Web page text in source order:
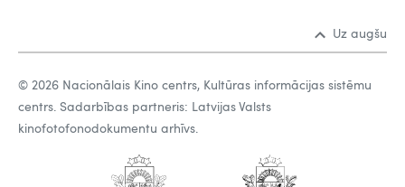
Uz augšu
© 2026 Nacionālais Kino centrs, Kultūras informācijas sistēmu
centrs. Sadarbības partneris: Latvijas Valsts
kinofotofonodokumentu arhīvs.